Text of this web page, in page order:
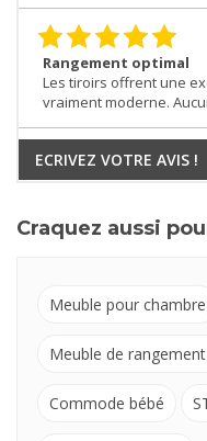
Rangement optimal
Les tiroirs offrent une
vraiment moderne.
ECRIVEZ VOTRE AVIS !
Craquez aussi
Meuble pour chambre
Meuble de
Commode bébé